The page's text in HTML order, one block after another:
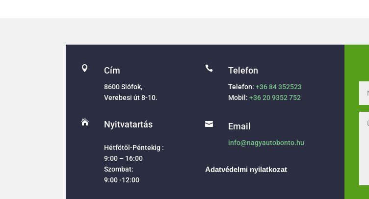
 Cím
8600 Siófok,
Verebesi út 8-10.
 Nyitvatartás
Hétfötől-Péntekig :
9:00 – 16:00
Szombat:
9:00 -12:00
 Telefon
Telefon:+36 84 352523
Mobil:+36 20 9352 752
 Email
info@nagyautobonto.hu
Adatvédelmi nyilatkozat